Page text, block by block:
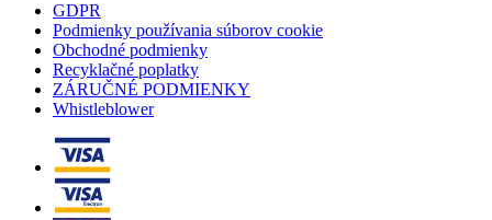
GDPR
Podmienky používania súborov cookie
Obchodné podmienky
Recyklačné poplatky
ZÁRUČNÉ PODMIENKY
Whistleblower